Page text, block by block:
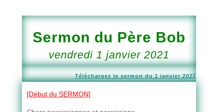
Sermon du Père Bob
vendredi 1 janvier 2021
Téléchargez le sermon du 1 janvier 2021
[Début du SERMON]